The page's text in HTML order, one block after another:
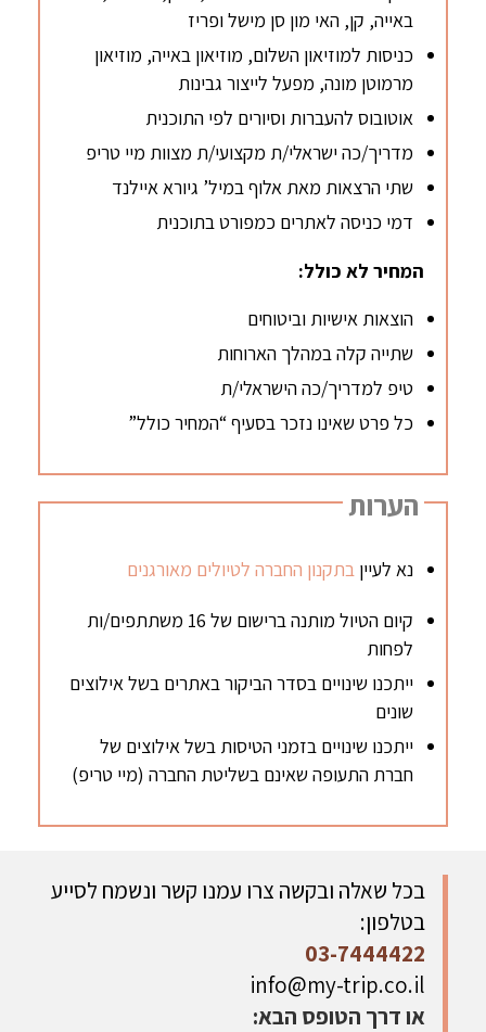
המחיר לא כולל:
הוצאות אישיות וביטוחים
שתייה קלה במהלך הארוחות
טיפ למדריך/כה הישראלי/ת
כל פרט שאינו נזכר בסעיף “המחיר כולל”
באייה, קן, האי מון סן מישל ופריז
כניסות למוזיאון השלום, מוזיאון באייה, מוזיאון
מרמוטן מונה, מפעל לייצור גבינות
אוטובוס להעברות וסיורים לפי התוכנית
מדריך/כה ישראלי/ת מקצועי/ת מצוות מיי טריפ
שתי הרצאות מאת אלוף במיל’ גיורא איילנד
דמי כניסה לאתרים כמפורט בתוכנית
הערות
נא לעייןבתקנון החברה לטיולים מאורגנים
קיום הטיול מותנה ברישום של 16 משתתפים/ות
לפחות
ייתכנו שינויים בסדר הביקור באתרים בשל אילוצים
שונים
ייתכנו שינויים בזמני הטיסות בשל אילוצים של
חברת התעופה שאינם בשליטת החברה (מיי טריפ)
בכל שאלה ובקשה צרו עמנו קשר ונשמח לסייע
בטלפון:
03-7444422
info@my-trip.co.il
או דרך הטופס הבא: